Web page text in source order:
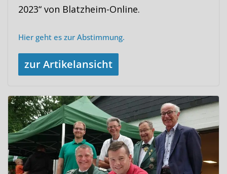
2023“ von Blatzheim-Online.
Hier geht es zur Abstimmung.
zur Artikelansicht